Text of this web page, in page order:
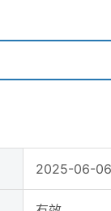
2025-06-